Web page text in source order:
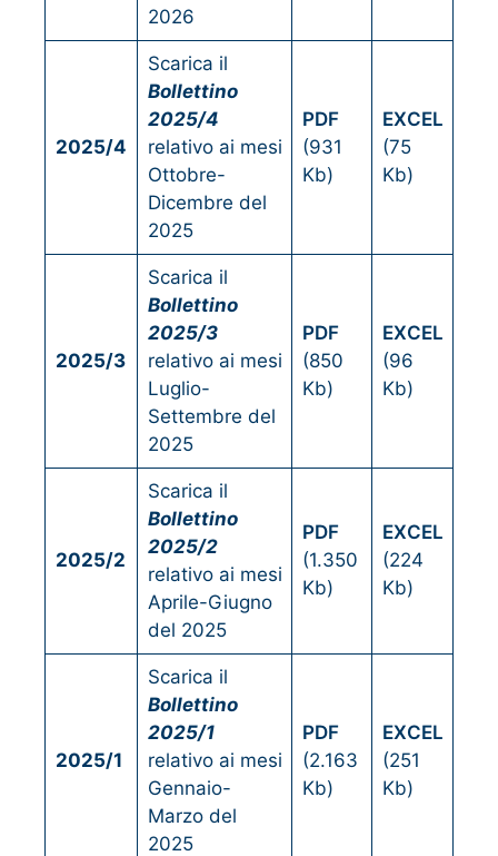
2026
2025/4
Scarica il
Bollettino
2025/4
relativo ai mesi
Ottobre-
Dicembre del
2025
PDF
(931
Kb)
EXCEL
(75
Kb)
2025/3
Scarica il
Bollettino
2025/3
relativo ai mesi
Luglio-
Settembre del
2025
PDF
(850
Kb)
EXCEL
(96
Kb)
2025/2
Scarica il
Bollettino
2025/2
relativo ai mesi
Aprile-Giugno
del 2025
PDF
(1.350
Kb)
EXCEL
(224
Kb)
2025/1
Scarica il
Bollettino
2025/1
relativo ai mesi
Gennaio-
Marzo del
2025
PDF
(2.163
Kb)
EXCEL
(251
Kb)